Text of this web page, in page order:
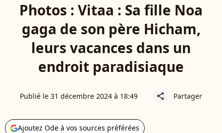
Photos : Vitaa : Sa fille Noa
gaga de son père Hicham,
leurs vacances dans un
endroit paradisiaque
Publié le 31 décembre 2024 à 18:49 share Partager
Ajoutez Ode à vos sources préférées